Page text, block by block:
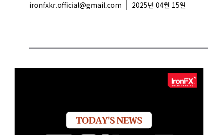
ironfxkr.official@gmail.com 2025년 04월 15일